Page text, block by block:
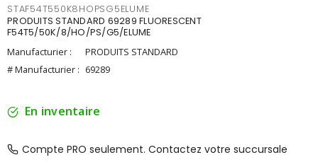
STAF54T550K8HOPSG5ELUME
PRODUITS STANDARD 69289 FLUORESCENT
F54T5/50K/8/HO/PS/G5/ELUME
Manufacturier :
PRODUITS STANDARD
# Manufacturier : 69289
En inventaire
Compte PRO seulement. Contactez votre succursale